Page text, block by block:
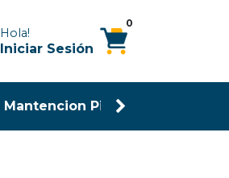
Hola!
Iniciar Sesión
0
Mantencion Piscina